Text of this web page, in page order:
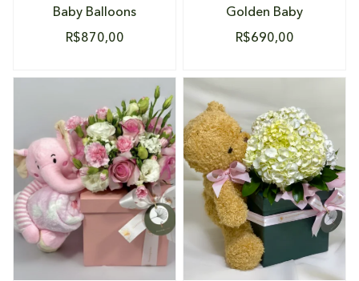
Baby Balloons
R$870,00
Golden Baby
R$690,00
DETALHES DETALHES